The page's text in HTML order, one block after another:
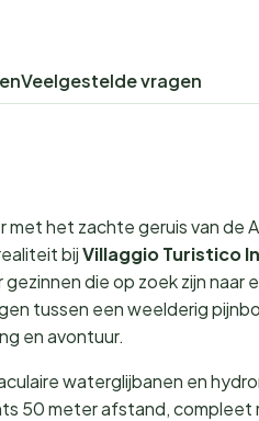
Veelgestelde vragen
met het zachte geruis van de
bijVillaggio Turistico
die op zoek zijn naar
tussen een weelderig
en avontuur.
waterglijbanen en
50 meter afstand,